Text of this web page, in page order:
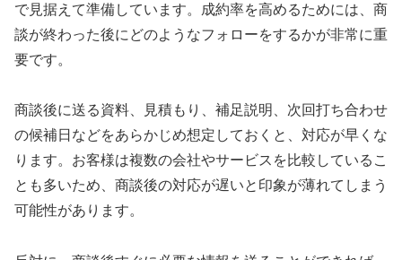
で見据えて準備しています。成約率を高めるためには、商
談が終わった後にどのようなフォローをするかが非常に重
要です。
商談後に送る資料、見積もり、補足説明、次回打ち合わせ
の候補日などをあらかじめ想定しておくと、対応が早くな
ります。お客様は複数の会社やサービスを比較しているこ
とも多いため、商談後の対応が遅いと印象が薄れてしまう
可能性があります。